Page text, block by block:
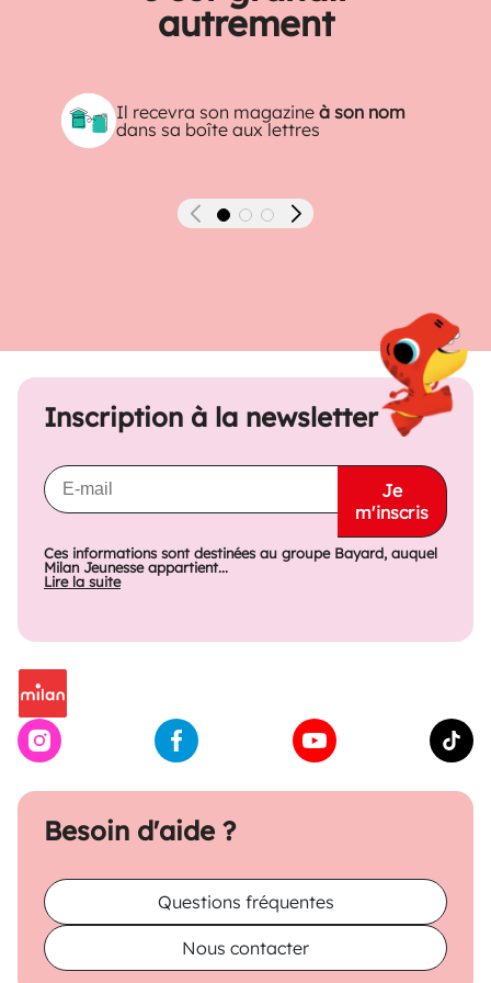
autrement
Il recevra son magazineà son nom
dans sa boîte aux lettres
Précédent Suivant
Besoin d'aide ?
Questions fréquentes
Nous contacter
Inscription à la newsletter
Je
m'inscris
Ces informations sont destinées au groupe Bayard, auquel
Milan Jeunesse appartient...
Lire la suite